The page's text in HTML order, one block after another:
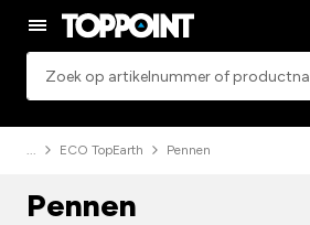
ECO TopEarth Pennen
Pennen